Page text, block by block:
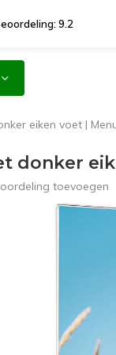
9.2
eiken voet |
donker
toevoegen